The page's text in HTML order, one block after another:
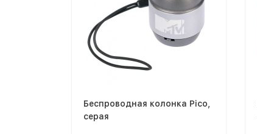
Беспроводная колонка Pico,
серая